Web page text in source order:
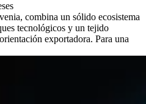
combina un sólido ecosistema
tecnológicos y un tejido
exportadora. Para una